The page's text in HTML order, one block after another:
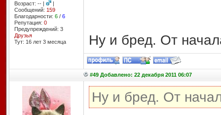
Возраст: -- |
|
Сообщений: 159
Благодарности: 6/ 6
Репутация: 0
Предупреждений: 3
Друзья
Тут: 16 лет 3 месяцa
Ну и бред. От
#49 Добавлено: 22 декабря 2011 06:07
Ну и бред. От